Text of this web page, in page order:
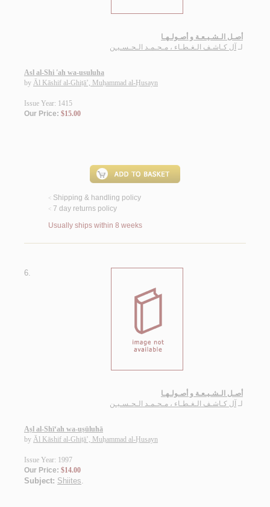
أصـل الـشـيـعـة و أصـولـهـا
لـ آل كـاشـف الـغـطـاء ، مـحـمـد الـحـسـيـن
Asl al-Shi 'ah wa-usuluha
by Āl Kāshif al-Ghiṭā’, Muḥammad al-Ḥusayn
Issue Year: 1415
Our Price: $15.00
< Shipping & handling policy
< 7 day returns policy
Usually ships within 8 weeks
6.
أصـل الـشـيـعـة و أصـولـهـا
لـ آل كـاشـف الـغـطـاء ، مـحـمـد الـحـسـيـن
Aṣl al-Shī‘ah wa-uṣūluhā
by Āl Kāshif al-Ghiṭā’, Muḥammad al-Ḥusayn
Issue Year: 1997
Our Price: $14.00
Subject: Shiites.